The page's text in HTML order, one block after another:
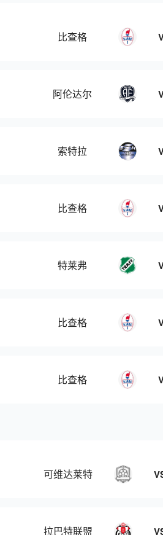
比查格
阿伦达尔
索特拉
比查格
特莱弗
比查格
比查格
可维达莱特
拉巴特联盟